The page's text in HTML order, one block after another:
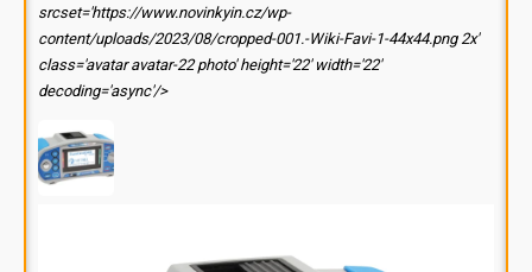
srcset='https://www.novinkyin.cz/wp-
content/uploads/2023/08/cropped-001.-Wiki-Favi-1-44x44.png 2x'
class='avatar avatar-22 photo' height='22' width='22'
decoding='async'/>